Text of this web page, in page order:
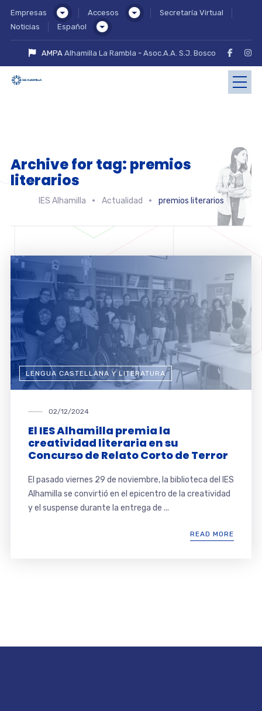
Empresas Accesos
Secretaría Virtual
Noticias
Español
AMPAAlhamilla La Rambla -Asoc.A.A. S.J. Bosco
Archive for tag: premios
literarios
IES Alhamilla Actualidad premios literarios
LENGUA CASTELLANA Y LITERATURA
02/12/2024
El IES Alhamilla premia la
creatividad literaria en su
Concurso de Relato Corto de Terror
El pasado viernes 29 de noviembre, la biblioteca del IES
Alhamilla se convirtió en el epicentro de la creatividad
y el suspense durante la entrega de ...
READ MORE